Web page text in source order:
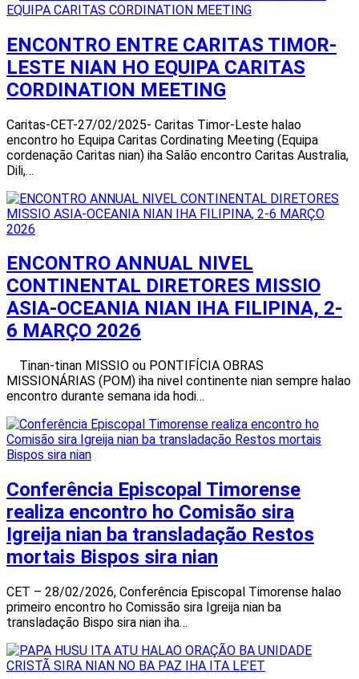
ENCONTRO ENTRE CARITAS TIMOR-
LESTE NIAN HO EQUIPA CARITAS
CORDINATION MEETING
Caritas-CET-27/02/2025- Caritas Timor-Leste halao
encontro ho Equipa Caritas Cordinating Meeting (Equipa
cordenação Caritas nian) iha Salão encontro Caritas Australia,
Dili,…
ENCONTRO ANNUAL NIVEL
CONTINENTAL DIRETORES MISSIO
ASIA-OCEANIA NIAN IHA FILIPINA, 2-
6 MARÇO 2026
Tinan-tinan MISSIO ou PONTIFÍCIA OBRAS
MISSIONÁRIAS (POM) iha nivel continente nian sempre halao
encontro durante semana ida hodi…
Conferência Episcopal Timorense
realiza encontro ho Comisão sira
Igreija nian ba transladação Restos
mortais Bispos sira nian
CET – 28/02/2026, Conferência Episcopal Timorense halao
primeiro encontro ho Comissão sira Igreija nian ba
transladação Bispo sira nian iha…